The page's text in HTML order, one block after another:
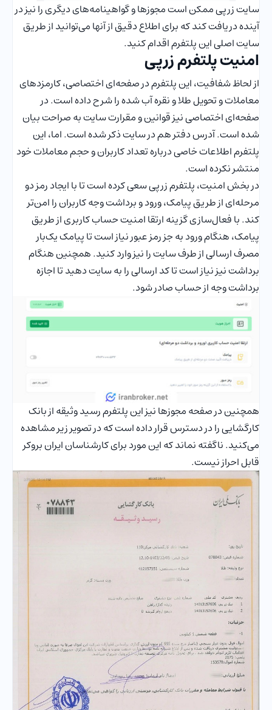
سایت زرپی ممکن است مجوزها و گواهینامه‌های دیگری را نیز در
آینده دریافت کند که برای اطلاع دقیق از آنها می‌توانید از طریق
سایت اصلی این پلتفرم اقدام کنید.
امنیت پلتفرم زرپی
از لحاظ شفافیت، این پلتفرم در صفحه‌ای اختصاصی، کارمزدهای
معاملات و تحویل طلا و نقره آب شده را شرح داده است. در
صفحه‌ای اختصاصی نیز قوانین و مقرارت سایت به صراحت بیان
شده است. آدرس دفتر هم در سایت ذکر شده است. اما، این
پلتفرم اطلاعات خاصی درباره تعداد کاربران و حجم معاملات خود
منتشر نکرده است.
در بخش امنیت، پلتفرم زرپی سعی کرده است تا با ایجاد رمز دو
مرحله‌ای از طریق پیامک، ورود و برداشت وجه کاربران را امن‌تر
کند. با فعال‌سازی گزینه ارتقا امنیت حساب کاربری از طریق
پیامک، هنگام ورود به جز رمز عبور نیاز است تا پیامک یک‌بار
مصرف ارسالی از طرف سایت را نیز وارد کنید. همچنین هنگام
برداشت نیز نیاز است تا کد ارسالی را به سایت دهید تا اجازه
برداشت وجه از حساب صادر شود.
همچنین در صفحه مجوزها نیز این پلتفرم رسید وثیقه از بانک
کارگشایی را در دسترس قرار داده است که در تصویر زیر مشاهده
می‌کنید. ناگفته نماند که این مورد برای کارشناسان ایران بروکر
قابل احراز نیست.